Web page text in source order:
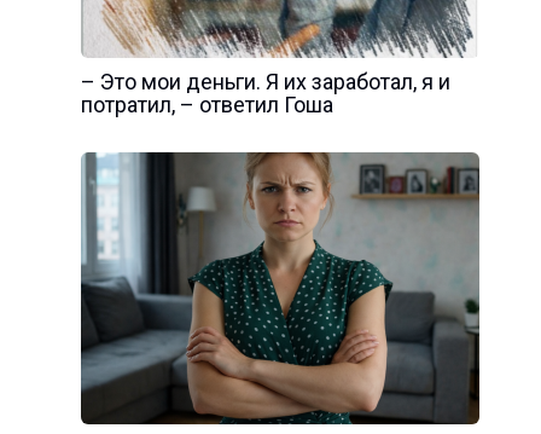
– Это мои деньги. Я их заработал, я и
потратил, – ответил Гоша